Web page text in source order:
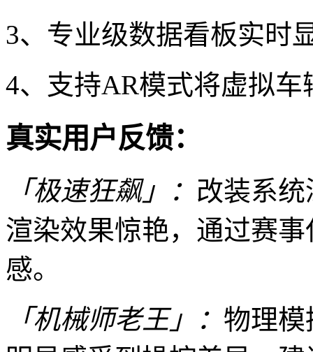
3、专业级数据看板实时
4、支持AR模式将虚拟
真实用户反馈：
「极速狂飙」： 改装系
渲染效果惊艳，通过赛
感。
「机械师老王」： 物理